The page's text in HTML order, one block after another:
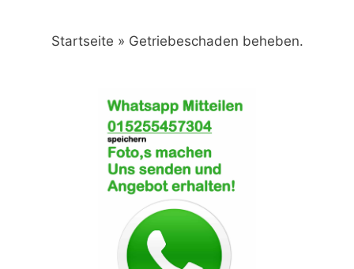
springenStartseite » Getriebeschaden beheben.